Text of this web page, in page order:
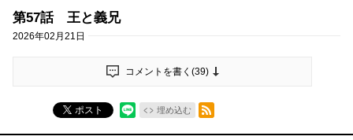
第57話 王と義兄
2026年02月21日
コメントを書く(39)
ポスト 埋め込む
RSSフィード